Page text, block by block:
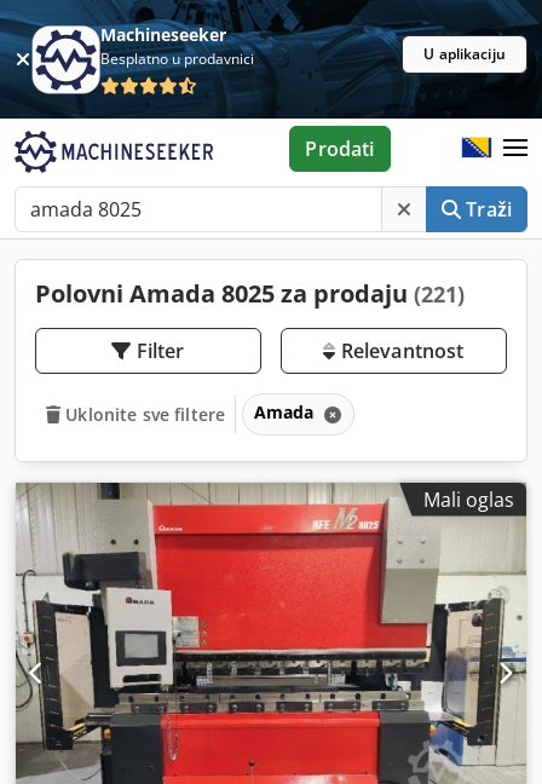
Machineseeker
Besplatno u prodavnici U aplikaciju
Traži
Prodati
Polovni Amada 8025 za prodaju (221)
Filter Relevantnost
Uklonite sve filtere Amada
Mali oglas